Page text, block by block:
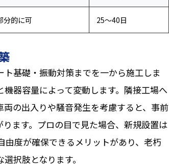
分的に可 25〜40日
基礎・振動対策までを一から施工しま
器容量によって変動します。隣接工場へ
の出入りや騒音発生を考慮すると、事前
ます。プロの目で見た場合、新規設置は
由度が確保できるメリットがあり、老朽
択肢となります。